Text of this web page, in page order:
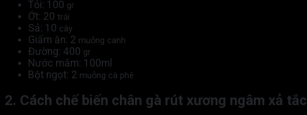
Tỏi: 100 gr
Ớt: 20 trái
Sả: 10 cây
Giấm ăn: 2 muỗng canh
Đường: 400 gr
Nước mắm: 100ml
Bột ngọt: 2 muỗng cà phê
2. Cách chế biến chân gà rút xương ngâm xả tắc